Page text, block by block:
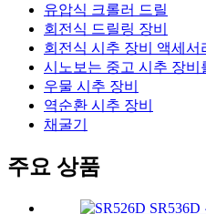
유압식 크롤러 드릴
회전식 드릴링 장비
회전식 시추 장비 액세서
시노보는 중고 시추 장비
우물 시추 장비
역순환 시추 장비
채굴기
주요 상품